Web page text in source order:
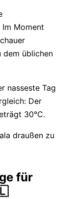
Moment
dem üblichen
nasseste Tag
Der
30°C.
draußen zu
für